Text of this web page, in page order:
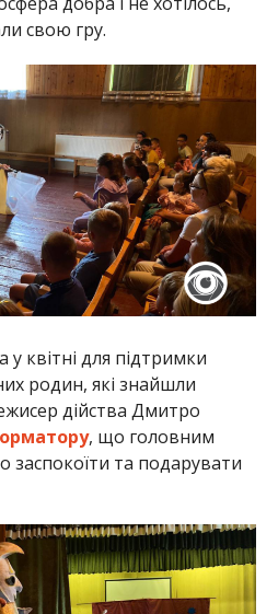
свою гру.
квітні для підтримки
родин, які знайшли
дійства Дмитро
, що головним
заспокоїти та подарувати